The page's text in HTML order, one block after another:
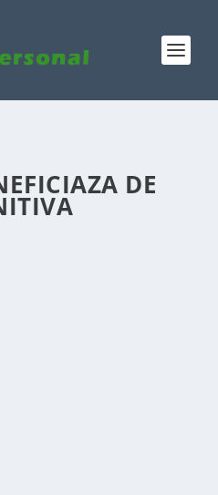
DE